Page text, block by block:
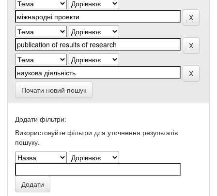
Почати новий пошук
Додати фільтри:
Використовуйте фільтри для уточнення результатів
пошуку.